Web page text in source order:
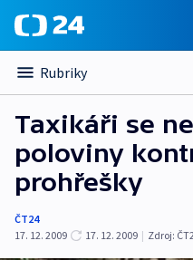
Rubriky
Taxikáři se
poloviny
prohřešky
ČT24
17. 12. 2009
17. 12. 2009 | Zdroj: